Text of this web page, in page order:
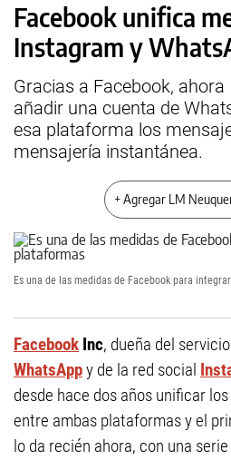
Facebook unifica
Instagram y
Gracias a Facebook,
añadir una cuenta de
esa plataforma los
mensajería instantánea.
+ Agregar LM
Es una de las medidas de Facebook para
Facebook Inc, dueña del
WhatsAppy de la red social
desde hace dos años unificar
entre ambas plataformas y el
lo da recién ahora, con una